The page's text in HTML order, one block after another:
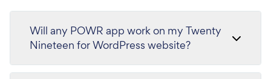
Will any POWR app work on my Twenty
Nineteen for WordPress website?